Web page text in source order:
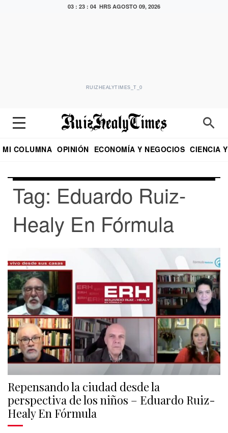
03 : 23 : 05 HRS AGOSTO 09, 2026
RUIZHEALYTIMES_T_0
MI COLUMNA OPINIÓN ECONOMÍA Y NEGOCIOS CIENCIA
Tag: Eduardo Ruiz-
Healy En Fórmula
Repensando la ciudad desde la
perspectiva de los niños – Eduardo Ruiz-
Healy En Fórmula